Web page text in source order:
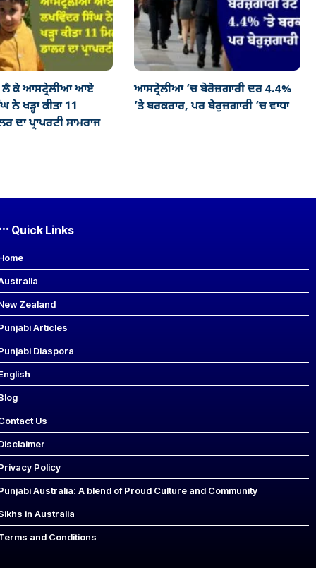
ਲੈ ਕੇ ਆਸਟ੍ਰੇਲੀਆ ਆਏ
ਨੇ ਖੜ੍ਹਾ ਕੀਤਾ 11
ਦਾ ਪ੍ਰਾਪਰਟੀ ਸਾਮਰਾਜ
ਆਸਟ੍ਰੇਲੀਆ ’ਚ ਬੇਰੋਜ਼ਗਾਰੀ ਦਰ 4.4%
’ਤੇ ਬਰਕਰਾਰ, ਪਰ ਬੇਰੁਜ਼ਗਾਰੀ ’ਚ ਵਾਧਾ
Quick Links
Zealand
Articles
Diaspora
Us
Policy
Australia: A blend of Proud Culture and Community
in Australia
and Conditions